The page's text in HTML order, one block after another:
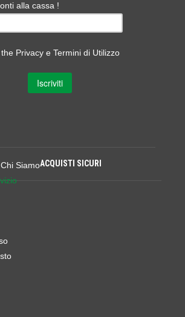
alla cassa !
Privacy e Termini di Utilizzo
SiamoACQUISTI SICURI